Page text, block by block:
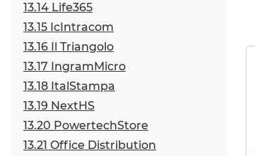
13.14 Life365
13.15 IcIntracom
13.16 Il Triangolo
13.17 IngramMicro
13.18 ItalStampa
13.19 NextHS
13.20 PowertechStore
13.21 Office Distribution